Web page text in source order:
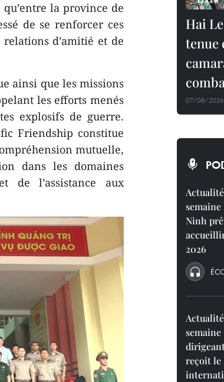
la province de
de se renforcer ces
d’amitié et de
ainsi que les missions
les efforts menés
explosifs de guerre.
Friendship constitue
mutuelle,
dans les domaines
de l’assistance aux
Hai
tenue
07/08/
semaine
Ninh
2026
semaine
reçoit le